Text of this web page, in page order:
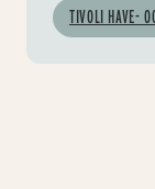
TIVOLI HAVE-